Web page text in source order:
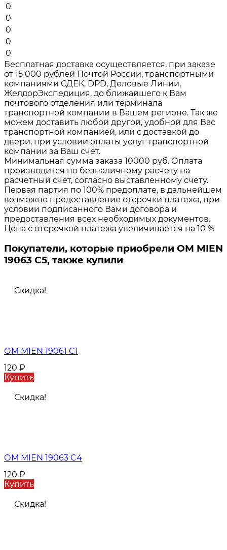
0
0
0
0
0
Бесплатная доставка осуществляется, при заказе
от 15 000 рублей Почтой России, транспортными
компаниями СДЕК, DPD, Деловые Линии,
ЖелдорЭкспедиция, до ближайшего к Вам
почтового отделения или терминала
транспортной компании в Вашем регионе. Так же
можем доставить любой другой, удобной для Вас
транспортной компанией, или с доставкой до
двери, при условии оплаты услуг транспортной
компании за Ваш счет.
Минимальная сумма заказа 10000 руб. Оплата
производится по безналичному расчету на
расчетный счет, согласно выставленному счету.
Первая партия по 100% предоплате, в дальнейшем
возможно предоставление отсрочки платежа, при
условии подписанного Вами договора и
предоставления всех необходимых документов.
Цена с отсрочкой платежа увеличивается на 10 %
Покупатели, которые приобрели ОМ MIEN
19063 C5, также купили
Скидка!
ОМ MIEN 19061 C1
120 ₽
Купить
Скидка!
ОМ MIEN 19063 C4
120 ₽
Купить
Скидка!